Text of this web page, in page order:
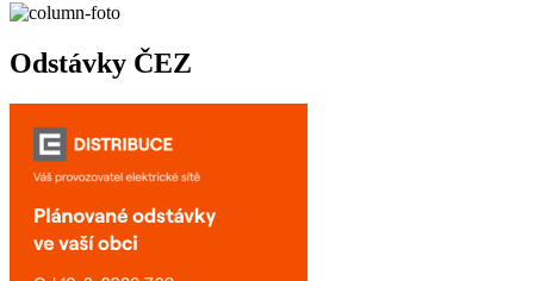
Odstávky ČEZ